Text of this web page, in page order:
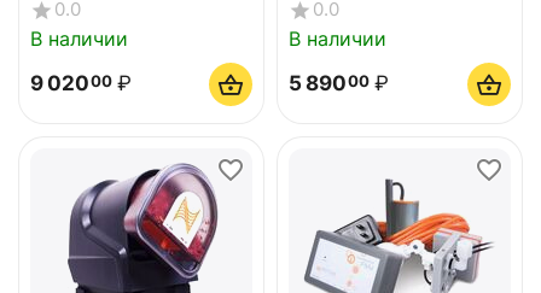
0.0
В наличии
9 02000 ₽
0.0
В наличии
5 89000 ₽